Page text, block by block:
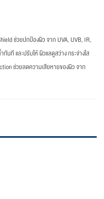
ช่วยปกป้องผิว จาก UVA, UVB, IR,
ที และปรับให้ ผิวแลดูสว่าง กระจ่างใส
ช่วยลดความเสียหายของผิว จาก